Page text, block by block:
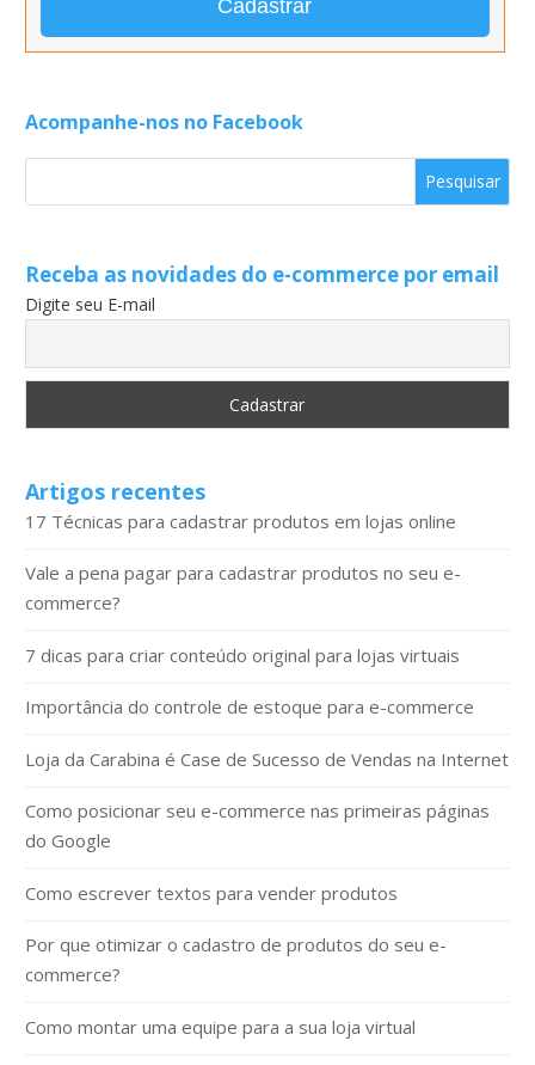
Acompanhe-nos no Facebook
Receba as novidades do e-commerce por email
Digite seu E-mail
Artigos recentes
17 Técnicas para cadastrar produtos em lojas online
Vale a pena pagar para cadastrar produtos no seu e-
commerce?
7 dicas para criar conteúdo original para lojas virtuais
Importância do controle de estoque para e-commerce
Loja da Carabina é Case de Sucesso de Vendas na Internet
Como posicionar seu e-commerce nas primeiras páginas
do Google
Como escrever textos para vender produtos
Por que otimizar o cadastro de produtos do seu e-
commerce?
Como montar uma equipe para a sua loja virtual